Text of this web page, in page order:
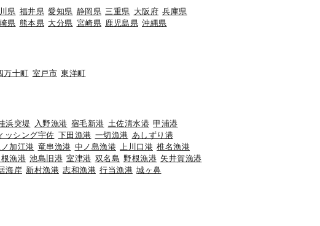
県 福井県 愛知県 静岡県 三重県 大阪府 兵庫県
県 熊本県 大分県 宮崎県 鹿児島県 沖縄県
万十町 室戸市 東洋町
浜突堤 入野漁港 宿毛新港 土佐清水港 甲浦港
ッシング宇佐 下田漁港 一切漁港 あしずり港
ノ加江港 竜串漁港 中ノ島漁港 上川口港 椎名漁港
漁港 池島旧港 室津港 双名島 野根漁港 矢井賀漁港
海岸 新村漁港 志和漁港 行当漁港 城ヶ鼻